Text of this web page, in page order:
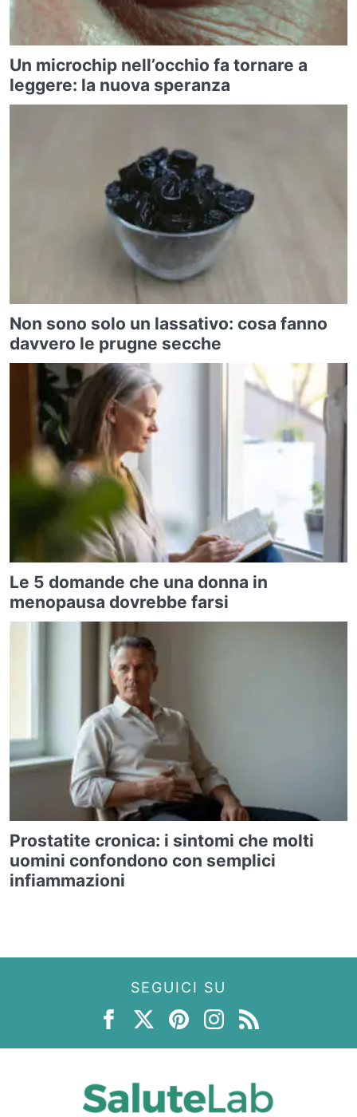
Un microchip nell’occhio fa tornare a
leggere: la nuova speranza
Non sono solo un lassativo: cosa fanno
davvero le prugne secche
Le 5 domande che una donna in
menopausa dovrebbe farsi
Prostatite cronica: i sintomi che molti
uomini confondono con semplici
infiammazioni
SEGUICI SU